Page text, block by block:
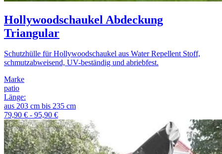
Hollywoodschaukel Abdeckung
Triangular
Schutzhülle für Hollywoodschaukel aus Water Repellent Stoff,
schmutzabweisend, UV-beständig und abriebfest.
Marke
patio
Länge:
aus 203 cm bis 235 cm
79,90 € - 95,90 €